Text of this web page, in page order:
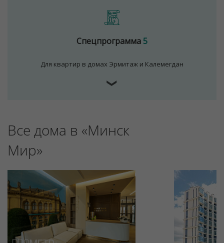
Спецпрограмма5
Для квартир в домах Эрмитаж и Калемегдан
❯
Все дома в «Минск
Мир»